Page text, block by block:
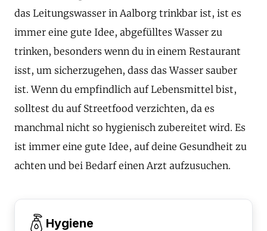
das Leitungswasser in Aalborg trinkbar ist, ist es
immer eine gute Idee, abgefülltes Wasser zu
trinken, besonders wenn du in einem Restaurant
isst, um sicherzugehen, dass das Wasser sauber
ist. Wenn du empfindlich auf Lebensmittel bist,
solltest du auf Streetfood verzichten, da es
manchmal nicht so hygienisch zubereitet wird. Es
ist immer eine gute Idee, auf deine Gesundheit zu
achten und bei Bedarf einen Arzt aufzusuchen.
Hygiene